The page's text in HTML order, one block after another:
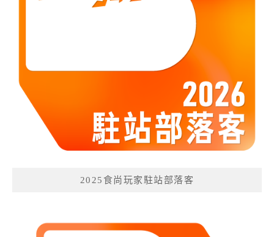
2025食尚玩家駐站部落客